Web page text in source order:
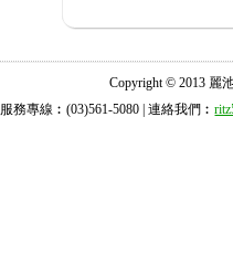
Copyright © 2013 麗
服務專線︰(03)561-5080 | 連絡我們︰